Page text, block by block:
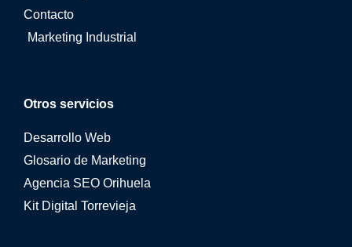
Otros servicios
Desarrollo Web
Glosario de Marketing
Agencia SEO Orihuela
Kit Digital Torrevieja
Contacto
Marketing Industrial